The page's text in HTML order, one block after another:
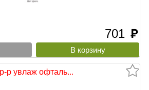
701 руб
р увлаж офталь...